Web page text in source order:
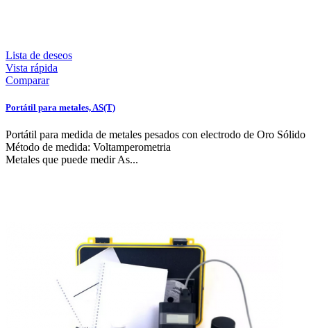
Lista de deseos
Vista rápida
Comparar
Portátil para metales, AS(T)
Portátil para medida de metales pesados con electrodo de Oro Sólido
Método de medida: Voltamperometria
Metales que puede medir As...